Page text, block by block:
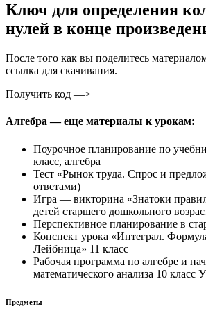
Ключ для определения
нулей в конце
После того как вы поделитесь
ссылка для скачивания.
Получить код —>
Алгебра — еще материалы к урокам:
Поурочное планирование по
класс, алгебра
Тест «Рынок труда. Спрос и
ответами)
Игра — викторина «Знатоки
детей старшего дошкольного
Перспективное планирование в
Конспект урока «Интеграл.
Лейбница» 11 класс
Рабочая программа по алгебре и
математического анализа 10
Предметы